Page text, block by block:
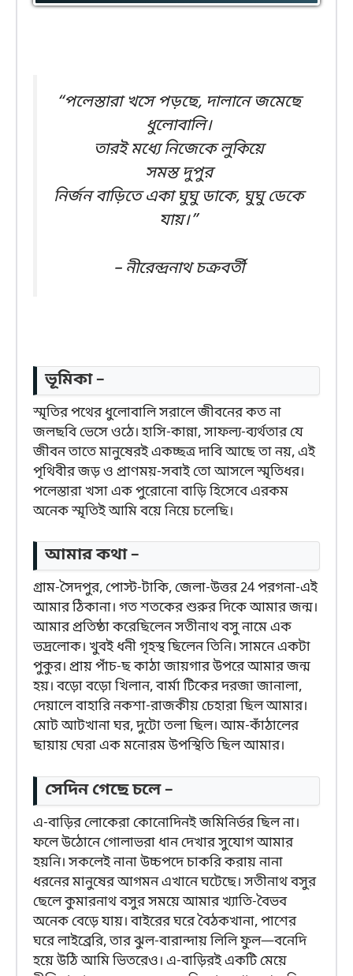
“পলেস্তারা খসে পড়ছে, দালানে জমেছে
ধুলোবালি।
তারই মধ্যে নিজেকে লুকিয়ে
সমস্ত দুপুর
নির্জন বাড়িতে একা ঘুঘু ডাকে, ঘুঘু ডেকে
যায়।”
– নীরেন্দ্রনাথ চক্রবর্তী
ভূমিকা –
স্মৃতির পথের ধুলোবালি সরালে জীবনের কত না
জলছবি ভেসে ওঠে। হাসি-কান্না, সাফল্য-ব্যর্থতার যে
জীবন তাতে মানুষেরই একচ্ছত্র দাবি আছে তা নয়, এই
পৃথিবীর জড় ও প্রাণময়-সবাই তো আসলে স্মৃতিধর।
পলেস্তারা খসা এক পুরোনো বাড়ি হিসেবে এরকম
অনেক স্মৃতিই আমি বয়ে নিয়ে চলেছি।
আমার কথা –
গ্রাম-সৈদপুর, পোস্ট-টাকি, জেলা-উত্তর 24 পরগনা-এই
আমার ঠিকানা। গত শতকের শুরুর দিকে আমার জন্ম।
আমার প্রতিষ্ঠা করেছিলেন সতীনাথ বসু নামে এক
ভদ্রলোক। খুবই ধনী গৃহস্থ ছিলেন তিনি। সামনে একটা
পুকুর। প্রায় পাঁচ-ছ কাঠা জায়গার উপরে আমার জন্ম
হয়। বড়ো বড়ো খিলান, বার্মা টিকের দরজা জানালা,
দেয়ালে বাহারি নকশা-রাজকীয় চেহারা ছিল আমার।
মোট আটখানা ঘর, দুটো তলা ছিল। আম-কাঁঠালের
ছায়ায় ঘেরা এক মনোরম উপস্থিতি ছিল আমার।
সেদিন গেছে চলে –
এ-বাড়ির লোকেরা কোনোদিনই জমিনির্ভর ছিল না।
ফলে উঠোনে গোলাভরা ধান দেখার সুযোগ আমার
হয়নি। সকলেই নানা উচ্চপদে চাকরি করায় নানা
ধরনের মানুষের আগমন এখানে ঘটেছে। সতীনাথ বসুর
ছেলে কুমারনাথ বসুর সময়ে আমার খ্যাতি-বৈভব
অনেক বেড়ে যায়। বাইরের ঘরে বৈঠকখানা, পাশের
ঘরে লাইব্রেরি, তার ঝুল-বারান্দায় লিলি ফুল—বনেদি
হয়ে উঠি আমি ভিতরেও। এ-বাড়িরই একটি মেয়ে